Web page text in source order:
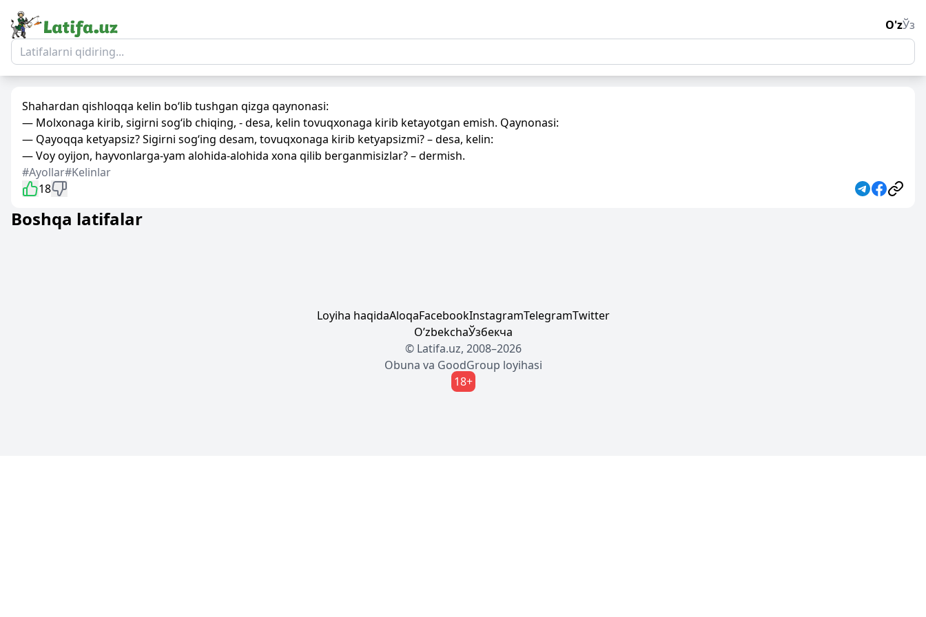
O'zЎз
Shahardan qishloqqa kelin bo‘lib tushgan qizga qaynonasi:
— Molxonaga kirib, sigirni sog‘ib chiqing, - desa, kelin tovuqxonaga kirib ketayotgan emish. Qaynonasi:
— Qayoqqa ketyapsiz? Sigirni sog‘ing desam, tovuqxonaga kirib ketyapsizmi? – desa, kelin:
— Voy oyijon, hayvonlarga-yam alohida-alohida xona qilib berganmisizlar? – dermish.
#Ayollar#Kelinlar
18
Boshqa latifalar
Loyiha haqidaAloqaFacebookInstagramTelegramTwitter
OʼzbekchaЎзбекча
© Latifa.uz, 2008–2026
Obuna va GoodGroup loyihasi
18+